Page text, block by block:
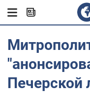
Печерской